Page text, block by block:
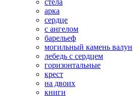
стела
арка
сердце
с ангелом
барельеф
могильный камень валун
лебедь с сердцем
горизонтальные
крест
на двоих
книги